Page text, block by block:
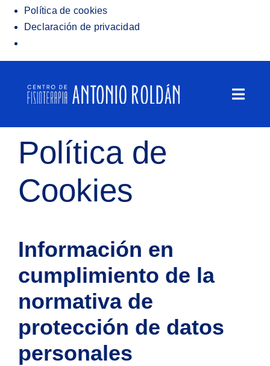
Política de cookies
Declaración de privacidad
contenido
QUIÉNES SOMOS
EMPLEO
CONTACTO
Política de
Cookies
Información en
cumplimiento de la
normativa de
protección de datos
personales